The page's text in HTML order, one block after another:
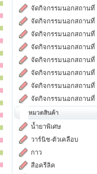
จัดกิจกรรมนอกสถานที่
จัดกิจกรรมนอกสถานที่
จัดกิจกรรมนอกสถานที่
จัดกิจกรรมนอกสถานที่
จัดกิจกรรมนอกสถานที่
จัดกิจกรรมนอกสถานที่
จัดกิจกรรมนอกสถานที่
จัดกิจกรรมนอกสถานที่
หมวดสินค้า
น้ำยาพิเศษ
วาร์นิช-ตัวเคลือบ
กาว
สีอครีลิค